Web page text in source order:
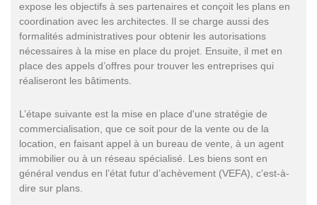
expose les objectifs à ses partenaires et conçoit les plans en
coordination avec les architectes. Il se charge aussi des
formalités administratives pour obtenir les autorisations
nécessaires à la mise en place du projet. Ensuite, il met en
place des appels d’offres pour trouver les entreprises qui
réaliseront les bâtiments.
L’étape suivante est la mise en place d'une stratégie de
commercialisation, que ce soit pour de la vente ou de la
location, en faisant appel à un bureau de vente, à un agent
immobilier ou à un réseau spécialisé. Les biens sont en
général vendus en l’état futur d’achèvement (VEFA), c'est-à-
dire sur plans.